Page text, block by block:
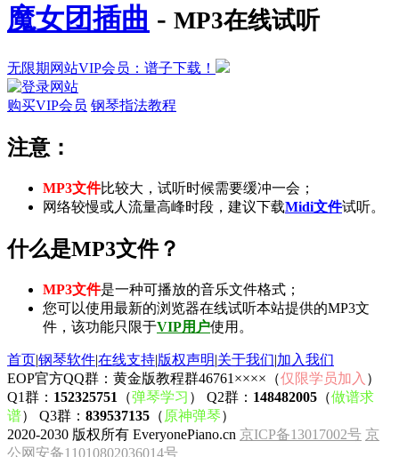
魔女团插曲 - MP3在线试听
无限期网站VIP会员：谱子下载！
购买VIP会员 钢琴指法教程
注意：
MP3文件比较大，试听时候需要缓冲一会；
网络较慢或人流量高峰时段，建议下载Midi文件试听。
什么是MP3文件？
MP3文件是一种可播放的音乐文件格式；
您可以使用最新的浏览器在线试听本站提供的MP3文
件，该功能只限于VIP用户使用。
首页|钢琴软件|在线支持|版权声明|关于我们|加入我们
EOP官方QQ群：黄金版教程群46761××××（仅限学员加入 ）
Q1群： 152325751 （弹琴学习 ） Q2群： 148482005 （做谱求
谱） Q3群： 839537135 （ 原神弹琴）
2020-2030 版权所有 EveryonePiano.cn 京ICP备13017002号 京
公网安备11010802036014号